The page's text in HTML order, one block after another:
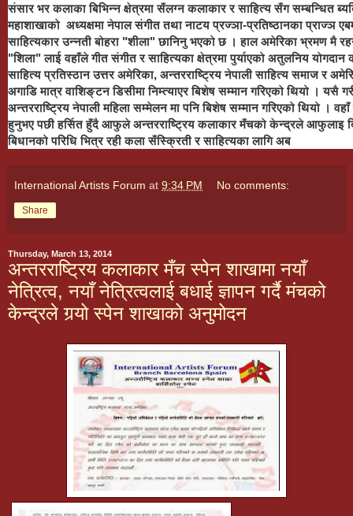
संसार भर कलाका बिभिन्न क्षेत्रमा सँलग्न कलाकार र साहित्य सँग सम्बन्धित
महाशाखाको अध्यक्षमा नेपाल संगीत तथा नाटय प्रज्ञा-प्रतिष्ठानका प्राज्ञ
साहित्यकार उन्नती बोहरा "शीला" छानिनु भएको छ । हाल अमेरिका भ्रमण मै
"शिला" लाई वहाँले गीत संगीत र साहित्यका क्षेत्रमा पुर्याएको अतुलनिय
साहित्य प्रतिस्ठान उत्तर अमेरिका, अन्तरराष्ट्रिय नेपाली साहित्य समाज र
अगाडि मात्र वाशिङ्टन डिसीमा निम्त्याएर बिशेष सम्मान गरिएको थियो । यसै
अन्तरराष्ट्रिय नेपाली महिला सम्मेलन मा पनि बिशेष सम्मान गरिएको थियो ।
हुनुभए पछी हर्सित हुँदै आफुले अन्तरराष्ट्रिय कलाकार मँचको केन्द्रले आफुलाइ
बिधानको परिधि भित्र रही कला सँस्क्रिती र साहित्यका लागि अब
International Artists Forum at 9:34 PM No comments:
Share
Thursday, March 13, 2014
अन्तरराष्ट्रिय कलाकार मँच स्पेन शाखामा नयाँ
नेत्रित्व, नयाँ नेत्रित्वलाई बधाई ज्ञापन गर्दै मंचको
केन्द्रले गर्‍यो स्पेन शाखाको अनुमोदन